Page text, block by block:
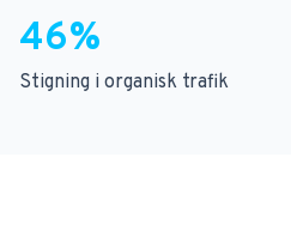
46%
Stigning i organisk trafik